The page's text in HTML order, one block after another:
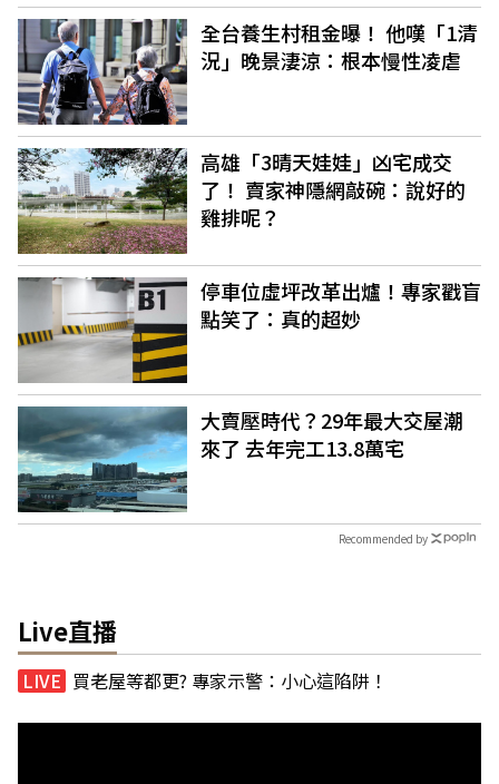
全台養生村租金曝！ 他嘆「1清
況」晚景淒涼：根本慢性凌虐
高雄「3晴天娃娃」凶宅成交
了！ 賣家神隱網敲碗：說好的
雞排呢？
停車位虛坪改革出爐！專家戳盲
點笑了：真的超妙
大賣壓時代？29年最大交屋潮
來了 去年完工13.8萬宅
Recommended by
Live直播
買老屋等都更? 專家示警：小心這陷阱！